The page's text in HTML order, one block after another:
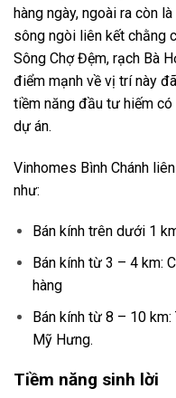
hàng ngày, ngoài ra còn
sông ngòi liên kết chằng
Sông Chợ Đệm, rạch Bà
điểm mạnh về vị trí này
tiềm năng đầu tư hiếm
dự án.
Vinhomes Bình Chánh
như:
Bán kính trên dưới 1
Bán kính từ 3 – 4 km:
hàng
Bán kính từ 8 – 10
Mỹ Hưng.
Tiềm năng sinh lời